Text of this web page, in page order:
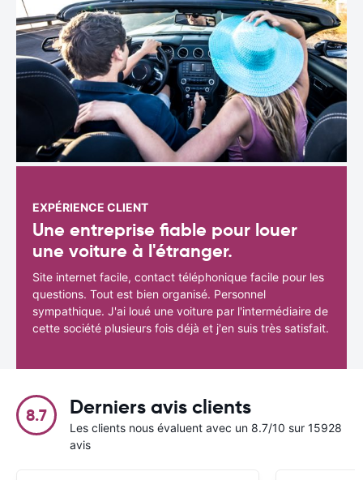
EXPÉRIENCE CLIENT
Une entreprise fiable pour louer
une voiture à l'étranger.
Site internet facile, contact téléphonique facile pour les
questions. Tout est bien organisé. Personnel
sympathique. J'ai loué une voiture par l'intermédiaire de
cette société plusieurs fois déjà et j'en suis très satisfait.
8.7 Derniers avis clients
Les clients nous évaluent avec un 8.7/10 sur 15928
avis